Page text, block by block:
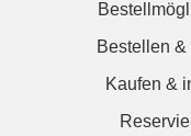
Bestellen
Kaufen &